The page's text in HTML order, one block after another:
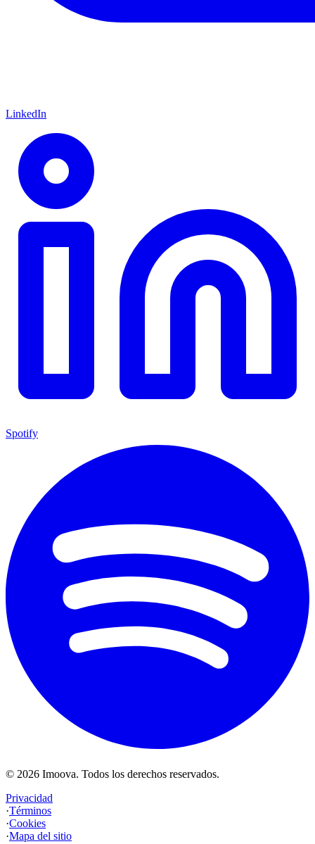
LinkedIn
Spotify
© 2026 Imoova. Todos los derechos reservados.
Privacidad
·Términos
·Cookies
·Mapa del sitio